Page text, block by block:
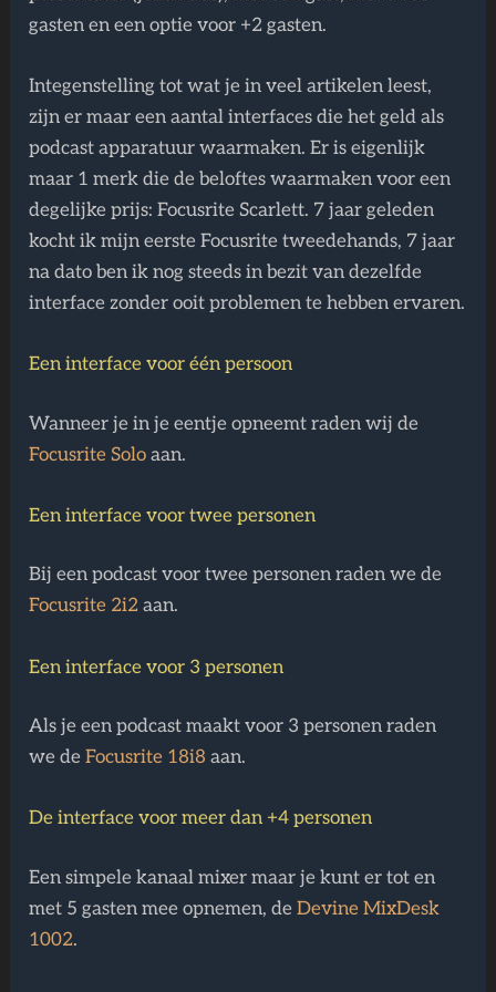
gasten en een optie voor +2 gasten.
Integenstelling tot wat je in veel artikelen leest,
zijn er maar een aantal interfaces die het geld als
podcast apparatuur waarmaken. Er is eigenlijk
maar 1 merk die de beloftes waarmaken voor een
degelijke prijs: Focusrite Scarlett. 7 jaar geleden
kocht ik mijn eerste Focusrite tweedehands, 7 jaar
na dato ben ik nog steeds in bezit van dezelfde
interface zonder ooit problemen te hebben ervaren.
Een interface voor één persoon
Wanneer je in je eentje opneemt raden wij de
Focusrite Solo aan.
Een interface voor twee personen
Bij een podcast voor twee personen raden we de
Focusrite 2i2 aan.
Een interface voor 3 personen
Als je een podcast maakt voor 3 personen raden
we deFocusrite 18i8 aan.
De interface voor meer dan +4 personen
Een simpele kanaal mixer maar je kunt er tot en
met 5 gasten mee opnemen, deDevine MixDesk
1002.